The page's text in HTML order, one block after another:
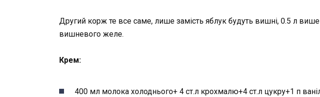
Другий корж те все саме, лише замість яблук будуть вишні, 0.5 л
вишневого желе.
Крем:
400 мл молока холоднього+ 4 ст.л крохмалю+4 ст.л цукру+1 п